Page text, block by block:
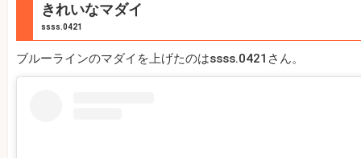
きれいなマダイ
ssss.0421
ブルーラインのマダイを上げたのはssss.0421さん。